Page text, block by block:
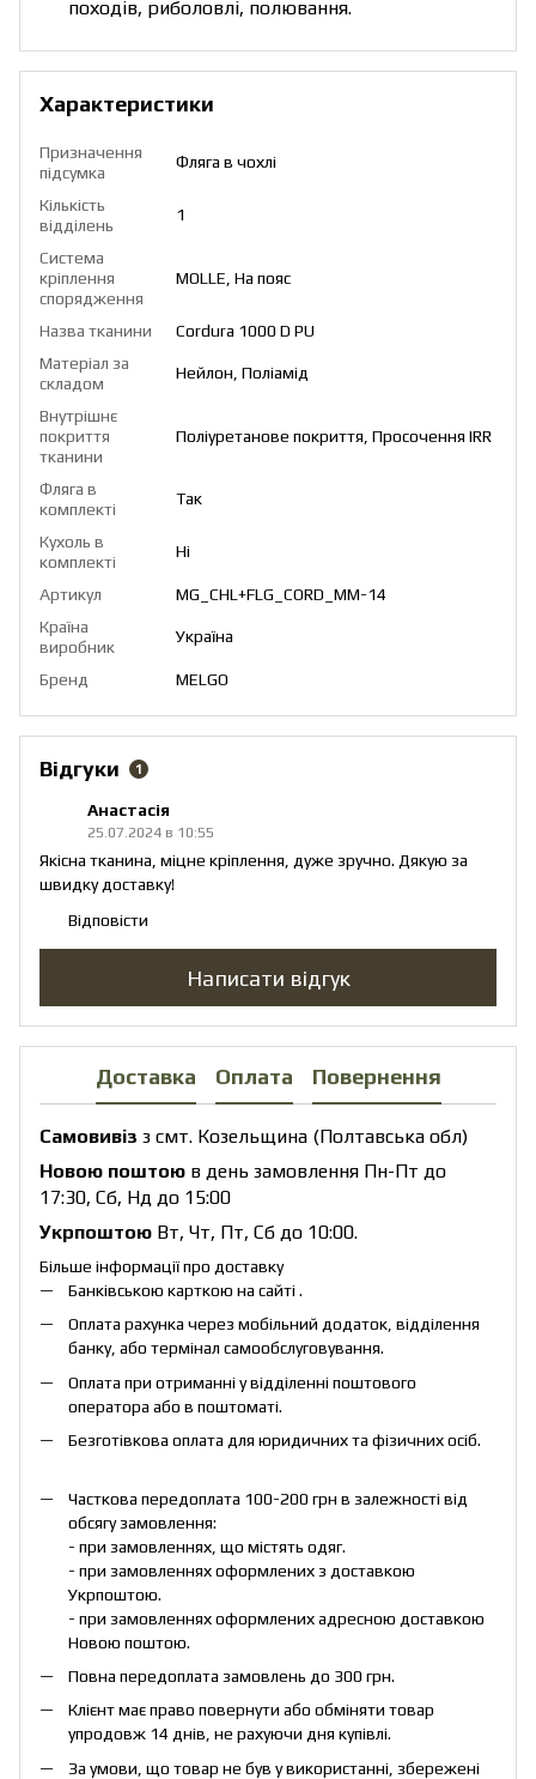
походів, риболовлі, полювання.
Характеристики
Призначення
підсумка
Фляга в чохлі
Кількість
відділень
1
Система
кріплення
спорядження
MOLLE, На пояс
Назва тканини
Cordura 1000 D PU
Матеріал за
складом
Нейлон, Поліамід
Внутрішнє
покриття
тканини
Поліуретанове покриття, Просочення IRR
Фляга в
комплекті
Так
Кухоль в
комплекті
Ні
Артикул
MG_CHL+FLG_CORD_ММ-14
Країна
виробник
Україна
Бренд MELGO
Відгуки 1
Анастасія
25.07.2024 в 10:55
Якісна тканина, міцне кріплення, дуже зручно. Дякую за
швидку доставку!
Відповісти
Написати відгук
Доставка Оплата Повернення
Самовивіз з смт. Козельщина (Полтавська обл)
Новою поштою в день замовлення Пн-Пт до
17:30, Сб, Нд до 15:00
Укрпоштою Вт, Чт, Пт, Сб до 10:00.
Більше інформації про доставку
Банківською карткою на сайті .
Оплата рахунка через мобільний додаток, відділення
банку, або термінал самообслуговування.
Оплата при отриманні у відділенні поштового
оператора або в поштоматі.
Безготівкова оплата для юридичних та фізичних осіб.
Часткова передоплата 100-200 грн в залежності від
обсягу замовлення:
- при замовленнях, що містять одяг.
- при замовленнях оформлених з доставкою
Укрпоштою.
- при замовленнях оформлених адресною доставкою
Новою поштою.
Повна передоплата замовлень до 300 грн.
Клієнт має право повернути або обміняти товар
упродовж 14 днів, не рахуючи дня купівлі.
За умови, що товар не був у використанні, збережені